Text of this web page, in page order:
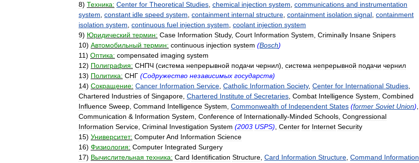
8) Техника: Center for Theoretical Studies chemical injection system communications and instrumentation
system constant idle speed system containment internal structure containment isolation signal containment
isolation system continuous fuel injection system coolant injection system
9) Юридический термин: Case Information Study, Court Information System Criminally Insane Snipers
10) Автомобильный термин: continuous injection system (Bosch)
11) Оптика: compensated imaging system
12) Полиграфия: СНПЧ (система непрерывной подачи чернил), система непрерывной подачи чернил
13) Политика: СНГ (Содружество независимых государств)
14) Сокращение: Cancer Information Service Catholic Information Society, Center for International Studies
Chartered Industries of Singapore Chartered Institute of Secretaries Combat Intelligence System Combined
Influence Sweep Command Intelligence System Commonwealth of Independent States (former Soviet Union)
Communication & Information System Conference of Internationally-Minded Schools Congressional
Information Service Criminal Investigation System (2003 USPS) Center for Internet Security
15) Университет: ComputerAnd Information Science
16) Физиология: Computer Integrated Surgery
17) Вычислительная техника: Card Identification Structure Card Information Structure Command Information